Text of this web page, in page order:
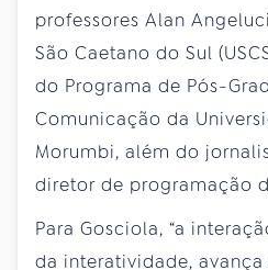
professores Alan
São Caetano do Sul
do Programa de Pós-
Comunicação da
Morumbi, além do
diretor de programação
Para Gosciola, “a
da interatividade,